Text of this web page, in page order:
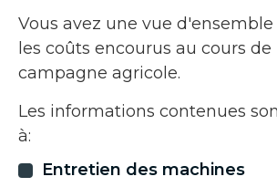
Vous avez une vue
les coûts encourus au cours de
campagne agricole.
Les informations contenues
à:
Entretien des machines